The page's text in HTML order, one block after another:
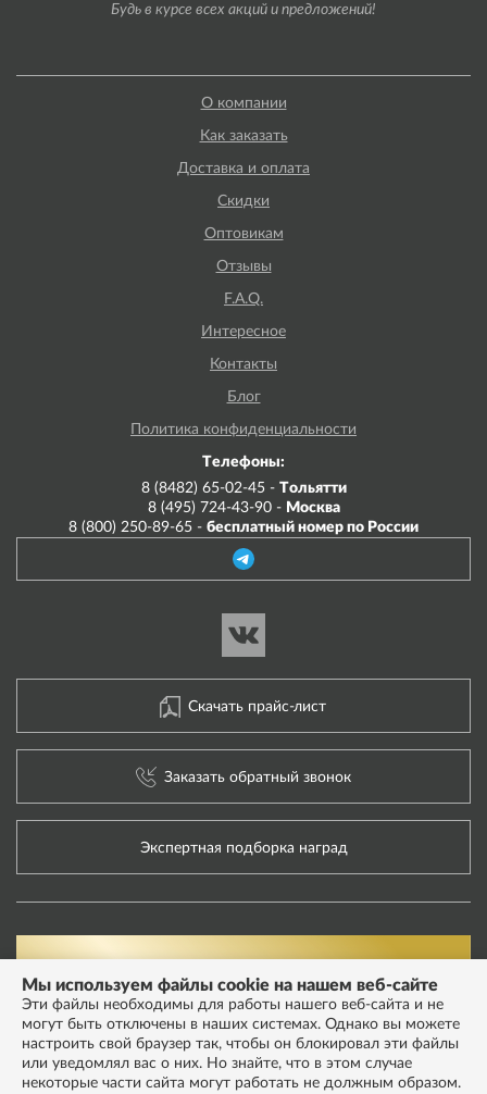
Будь в курсе всех акций и предложений!
О компании
Как заказать
Доставка и оплата
Скидки
Оптовикам
Отзывы
F.A.Q.
Интересное
Контакты
Блог
Политика конфиденциальности
Телефоны:
8 (8482) 65-02-45 - Тольятти
8 (495) 724-43-90 - Москва
8 (800) 250-89-65 - бесплатный номер по России
Скачать прайс-лист
Заказать обратный звонок
Экспертная подборка наград
Мы используем файлы cookie на нашем веб-сайте
Эти файлы необходимы для работы нашего веб-сайта и не
могут быть отключены в наших системах. Однако вы можете
настроить свой браузер так, чтобы он блокировал эти файлы
или уведомлял вас о них. Но знайте, что в этом случае
некоторые части сайта могут работать не должным образом.